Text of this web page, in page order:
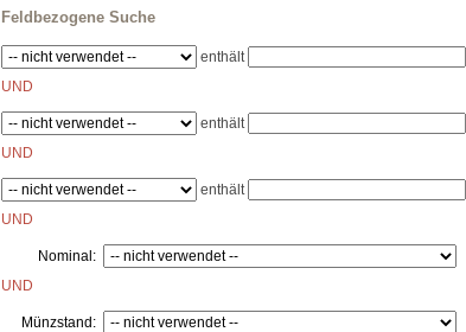
Feldbezogene Suche
enthält
UND
enthält
UND
enthält
UND
Nominal:
UND
Münzstand: